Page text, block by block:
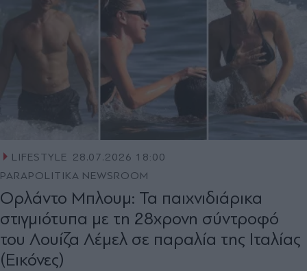
LIFESTYLE 28.07.2026 18:00
PARAPOLITIKA NEWSROOM
Ορλάντο Μπλουμ: Τα παιχνιδιάρικα
στιγμιότυπα με τη 28χρονη σύντροφό
του Λουίζα Λέμελ σε παραλία της Ιταλίας
(Εικόνες)